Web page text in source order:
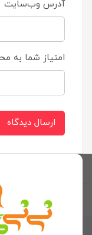
آدرس وب‌سایت
امتیاز شما به
ارسال دیدگاه